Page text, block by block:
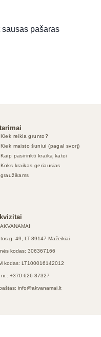
pašaras
Kiek reikia grunto?
Kiek maisto šuniui (pagal svorį)
Kaip pasirinkti kraiką katei
Koks kraikas geriausias
graužikams
g. 49, LT-89147 Mažeikiai
kodas: 306367166
kodas: LT100016142012
nr.: +370 626 87327
info@akvanamai.lt